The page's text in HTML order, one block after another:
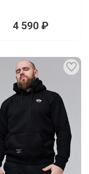
4 590 ₽